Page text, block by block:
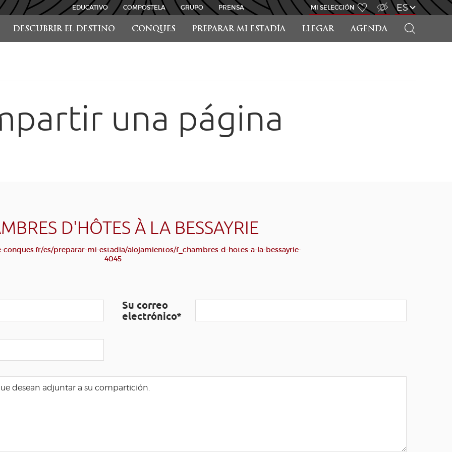
DESCUBRIR EL DESTINO CONQUES PREPARAR MI ESTADÍA LLEGAR AGENDA
EDUCATIVO COMPOSTELA GRUPO PRENSA MI SELECCIÓN ES
una página
D'HÔTES À LA BESSAYRIE
es/preparar-mi-estadia/alojamientos/f_chambres-d-hotes-a-la-bessayrie-
4045
Su correo
electrónico*